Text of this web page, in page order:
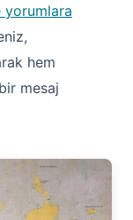
yorumlara
hem
mesaj